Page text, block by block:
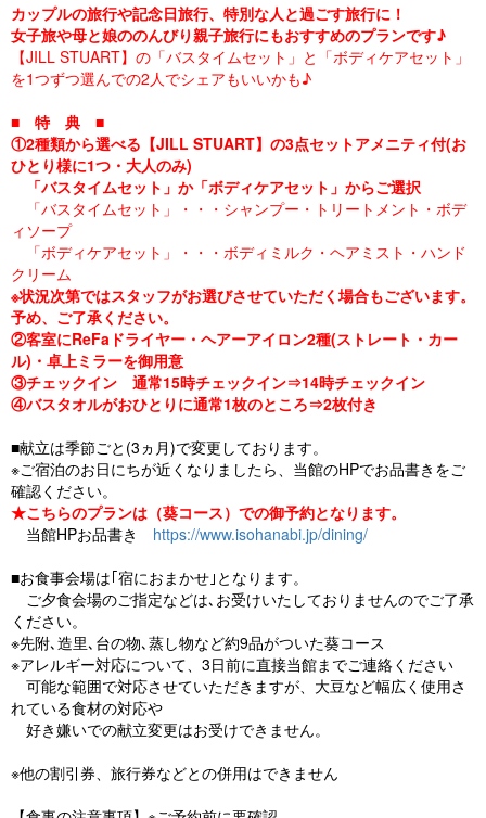
vi
o
u
s
カップルの旅行や記念日旅行、特別な人と過ごす旅行に！
女子旅や母と娘ののんびり親子旅行にもおすすめのプランです♪
【JILL STUART】の「バスタイムセット」と「ボディケアセット」
を1つずつ選んでの2人でシェアもいいかも♪
■ 特 典 ■
①2種類から選べる【JILL STUART】の3点セットアメニティ付(お
ひとり様に1つ・大人のみ)
「バスタイムセット」か「ボディケアセット」からご選択
「バスタイムセット」・・・シャンプー・トリートメント・ボデ
ィソープ
「ボディケアセット」・・・ボディミルク・ヘアミスト・ハンド
クリーム
※状況次第ではスタッフがお選びさせていただく場合もございます。
予め、ご了承ください。
②客室にReFaドライヤー・ヘアーアイロン2種(ストレート・カー
ル)・卓上ミラーを御用意
③チェックイン 通常15時チェックイン⇒14時チェックイン
④バスタオルがおひとりに通常1枚のところ⇒2枚付き
■献立は季節ごと(3ヵ月)で変更しております。
※ご宿泊のお日にちが近くなりましたら、当館のHPでお品書きをご
確認ください。
★こちらのプランは（葵コース）での御予約となります。
当館HPお品書き https://www.isohanabi.jp/dining/
■お食事会場は｢宿におまかせ｣となります。
ご夕食会場のご指定などは､お受けいたしておりませんのでご了承
ください。
※先附､造里､台の物､蒸し物など約9品がついた葵コース
※アレルギー対応について、3日前に直接当館までご連絡ください
可能な範囲で対応させていただきますが、大豆など幅広く使用さ
れている食材の対応や
好き嫌いでの献立変更はお受けできません。
※他の割引券、旅行券などとの併用はできません